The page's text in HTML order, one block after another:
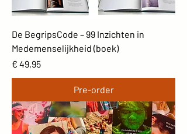
De BegripsCode – 99 Inzichten in
Medemenselijkheid (boek)
Prijs
€ 49,95
Pre-order